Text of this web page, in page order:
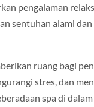
pengalaman
sentuhan alami dan
ruang bagi
stres, dan
spa di